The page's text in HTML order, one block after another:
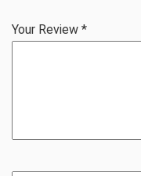
Your Review *